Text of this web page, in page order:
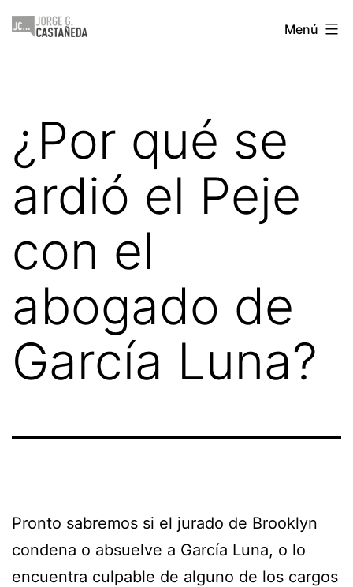
Saltar
Jorge
Menú
¿Por qué se
ardió el Peje
con el
abogado de
García Luna?
Pronto sabremos si el jurado de Brooklyn
condena o absuelve a García Luna, o lo
encuentra culpable de alguno de los cargos